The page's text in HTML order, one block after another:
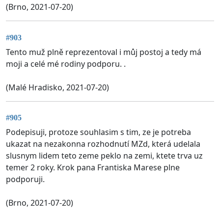
(Brno, 2021-07-20)
#903
Tento muž plně reprezentoval i můj postoj a tedy má
moji a celé mé rodiny podporu. .
(Malé Hradisko, 2021-07-20)
#905
Podepisuji, protoze souhlasim s tim, ze je potreba
ukazat na nezakonna rozhodnutí MZd, která udelala
slusnym lidem teto zeme peklo na zemi, ktete trva uz
temer 2 roky. Krok pana Frantiska Marese plne
podporuji.
(Brno, 2021-07-20)